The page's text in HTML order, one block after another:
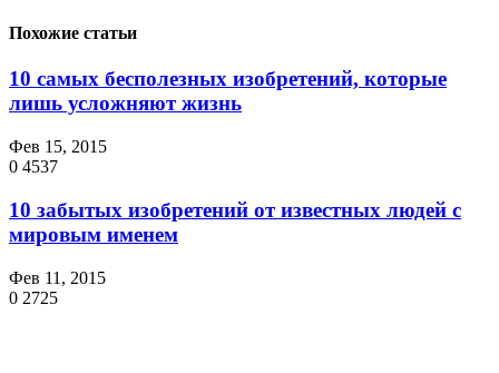
Похожие статьи
10 самых бесполезных изобретений, которые
лишь усложняют жизнь
Фев 15, 2015
0 4537
10 забытых изобретений от известных людей с
мировым именем
Фев 11, 2015
0 2725